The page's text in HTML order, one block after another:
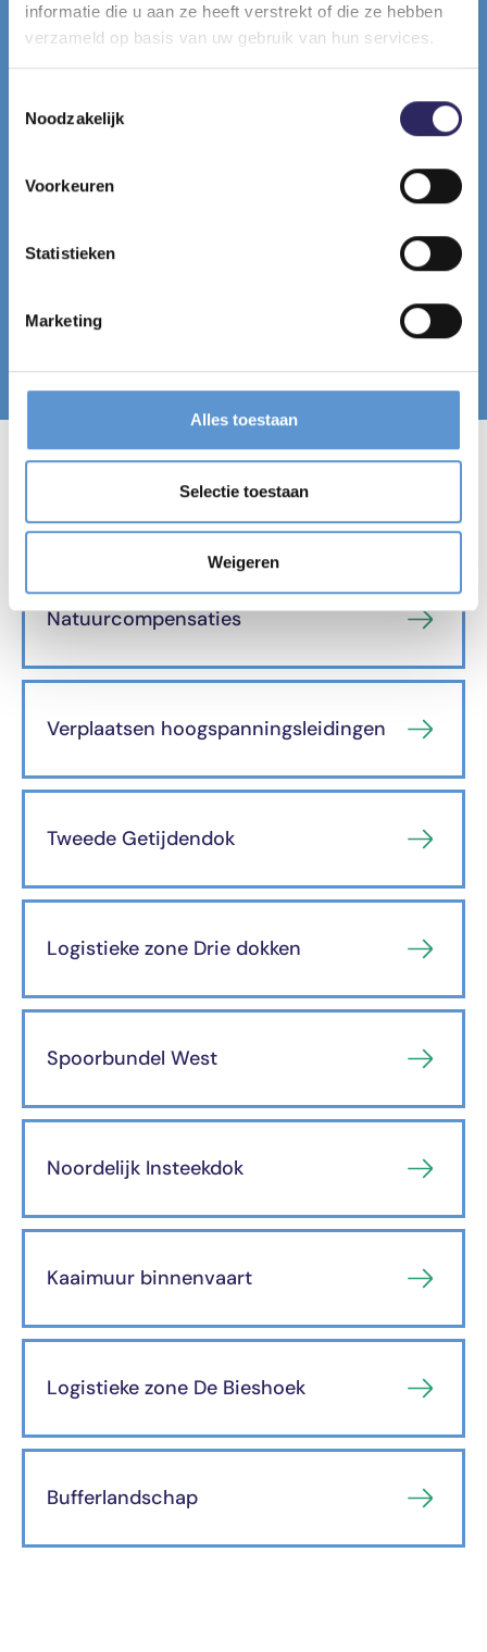
informatie die u aan ze heeft verstrekt of die ze hebben
verzameld op basis van uw gebruik van hun services.
Noodzakelijk
Voorkeuren
Statistieken
Marketing
Alles toestaan
Selectie toestaan
Weigeren
© OMGEVING - Toekomstbeeld van de nieuwe weg, met
Ontdek de andere projecten
Natuurcompensaties
Verplaatsen hoogspanningsleidingen
Tweede Getijdendok
Logistieke zone Drie dokken
Spoorbundel West
Noordelijk Insteekdok
Kaaimuur binnenvaart
Logistieke zone De Bieshoek
Bufferlandschap